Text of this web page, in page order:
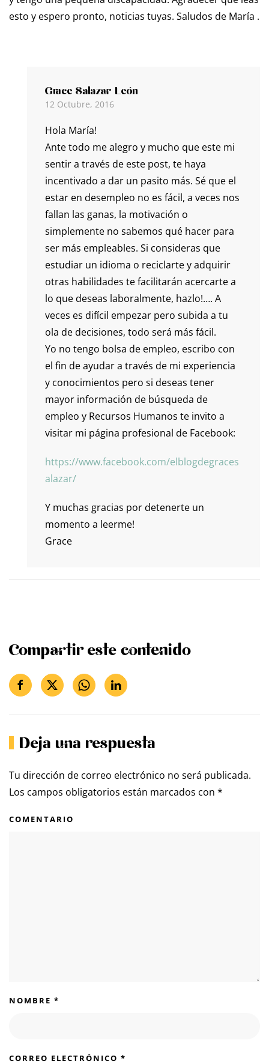
esto y espero pronto, noticias tuyas. Saludos de María .
Grace Salazar León
12 Octubre, 2016
Hola María!
Ante todo me alegro y mucho que este mi
sentir a través de este post, te haya
incentivado a dar un pasito más. Sé que el
estar en desempleo no es fácil, a veces nos
fallan las ganas, la motivación o
simplemente no sabemos qué hacer para
ser más empleables. Si consideras que
estudiar un idioma o reciclarte y adquirir
otras habilidades te facilitarán acercarte a
lo que deseas laboralmente, hazlo!…. A
veces es difícil empezar pero subida a tu
ola de decisiones, todo será más fácil.
Yo no tengo bolsa de empleo, escribo con
el fin de ayudar a través de mi experiencia
y conocimientos pero si deseas tener
mayor información de búsqueda de
empleo y Recursos Humanos te invito a
visitar mi página profesional de Facebook:
https://www.facebook.com/elblogdegraces
alazar/
Y muchas gracias por detenerte un
momento a leerme!
Grace
Compartir este contenido
Deja una respuesta
Tu dirección de correo electrónico no será publicada.
Los campos obligatorios están marcados con *
COMENTARIO
NOMBRE *
CORREO ELECTRÓNICO *